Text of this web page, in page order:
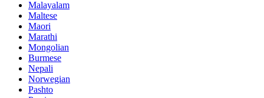
Malayalam
Maltese
Maori
Marathi
Mongolian
Burmese
Nepali
Norwegian
Pashto